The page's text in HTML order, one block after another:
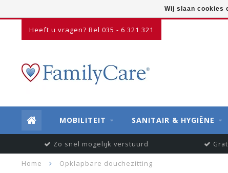
Heeft u vragen? Bel 035 - 6 321 321
MOBILITEIT SANITAIR & HYGIËNE
Zo snel mogelijk verstuurd
Home Opklapbare douchezitting
Wij slaan cookies